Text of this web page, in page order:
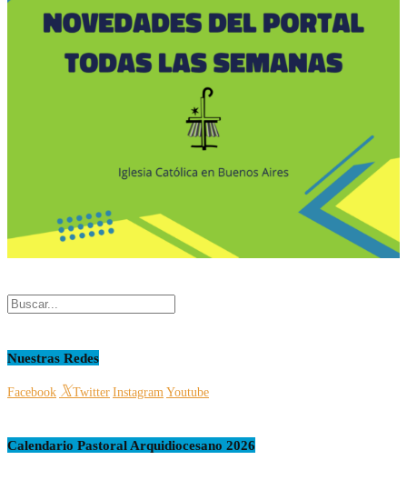
Nuestras Redes
Facebook Twitter Instagram Youtube
Calendario Pastoral Arquidiocesano 2026